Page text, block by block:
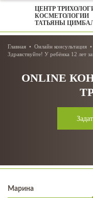
ЦЕНТР
КОСМЕТОЛОГИИ
ТАТЬЯНЫ
Главная Онлайн консультация
Здравствуйте! У ребёнка 12 лет
ONLINE
Марина